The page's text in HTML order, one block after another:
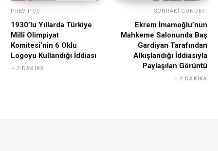
PREV POST
1930’lu Yıllarda Türkiye
Millî Olimpiyat
Komitesi’nin 6 Oklu
Logoyu Kullandığı İddiası
2 DAKIKA
SONRAKI GÖNDERI
Ekrem İmamoğlu’nun
Mahkeme Salonunda Baş
Gardiyan Tarafından
Alkışlandığı İddiasıyla
Paylaşılan Görüntü
2 DAKIKA